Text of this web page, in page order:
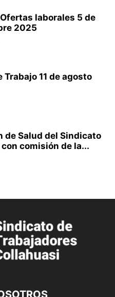
laborales 5 de
2025
Trabajo 11 de agosto
de Salud del Sindicato
comisión de la...